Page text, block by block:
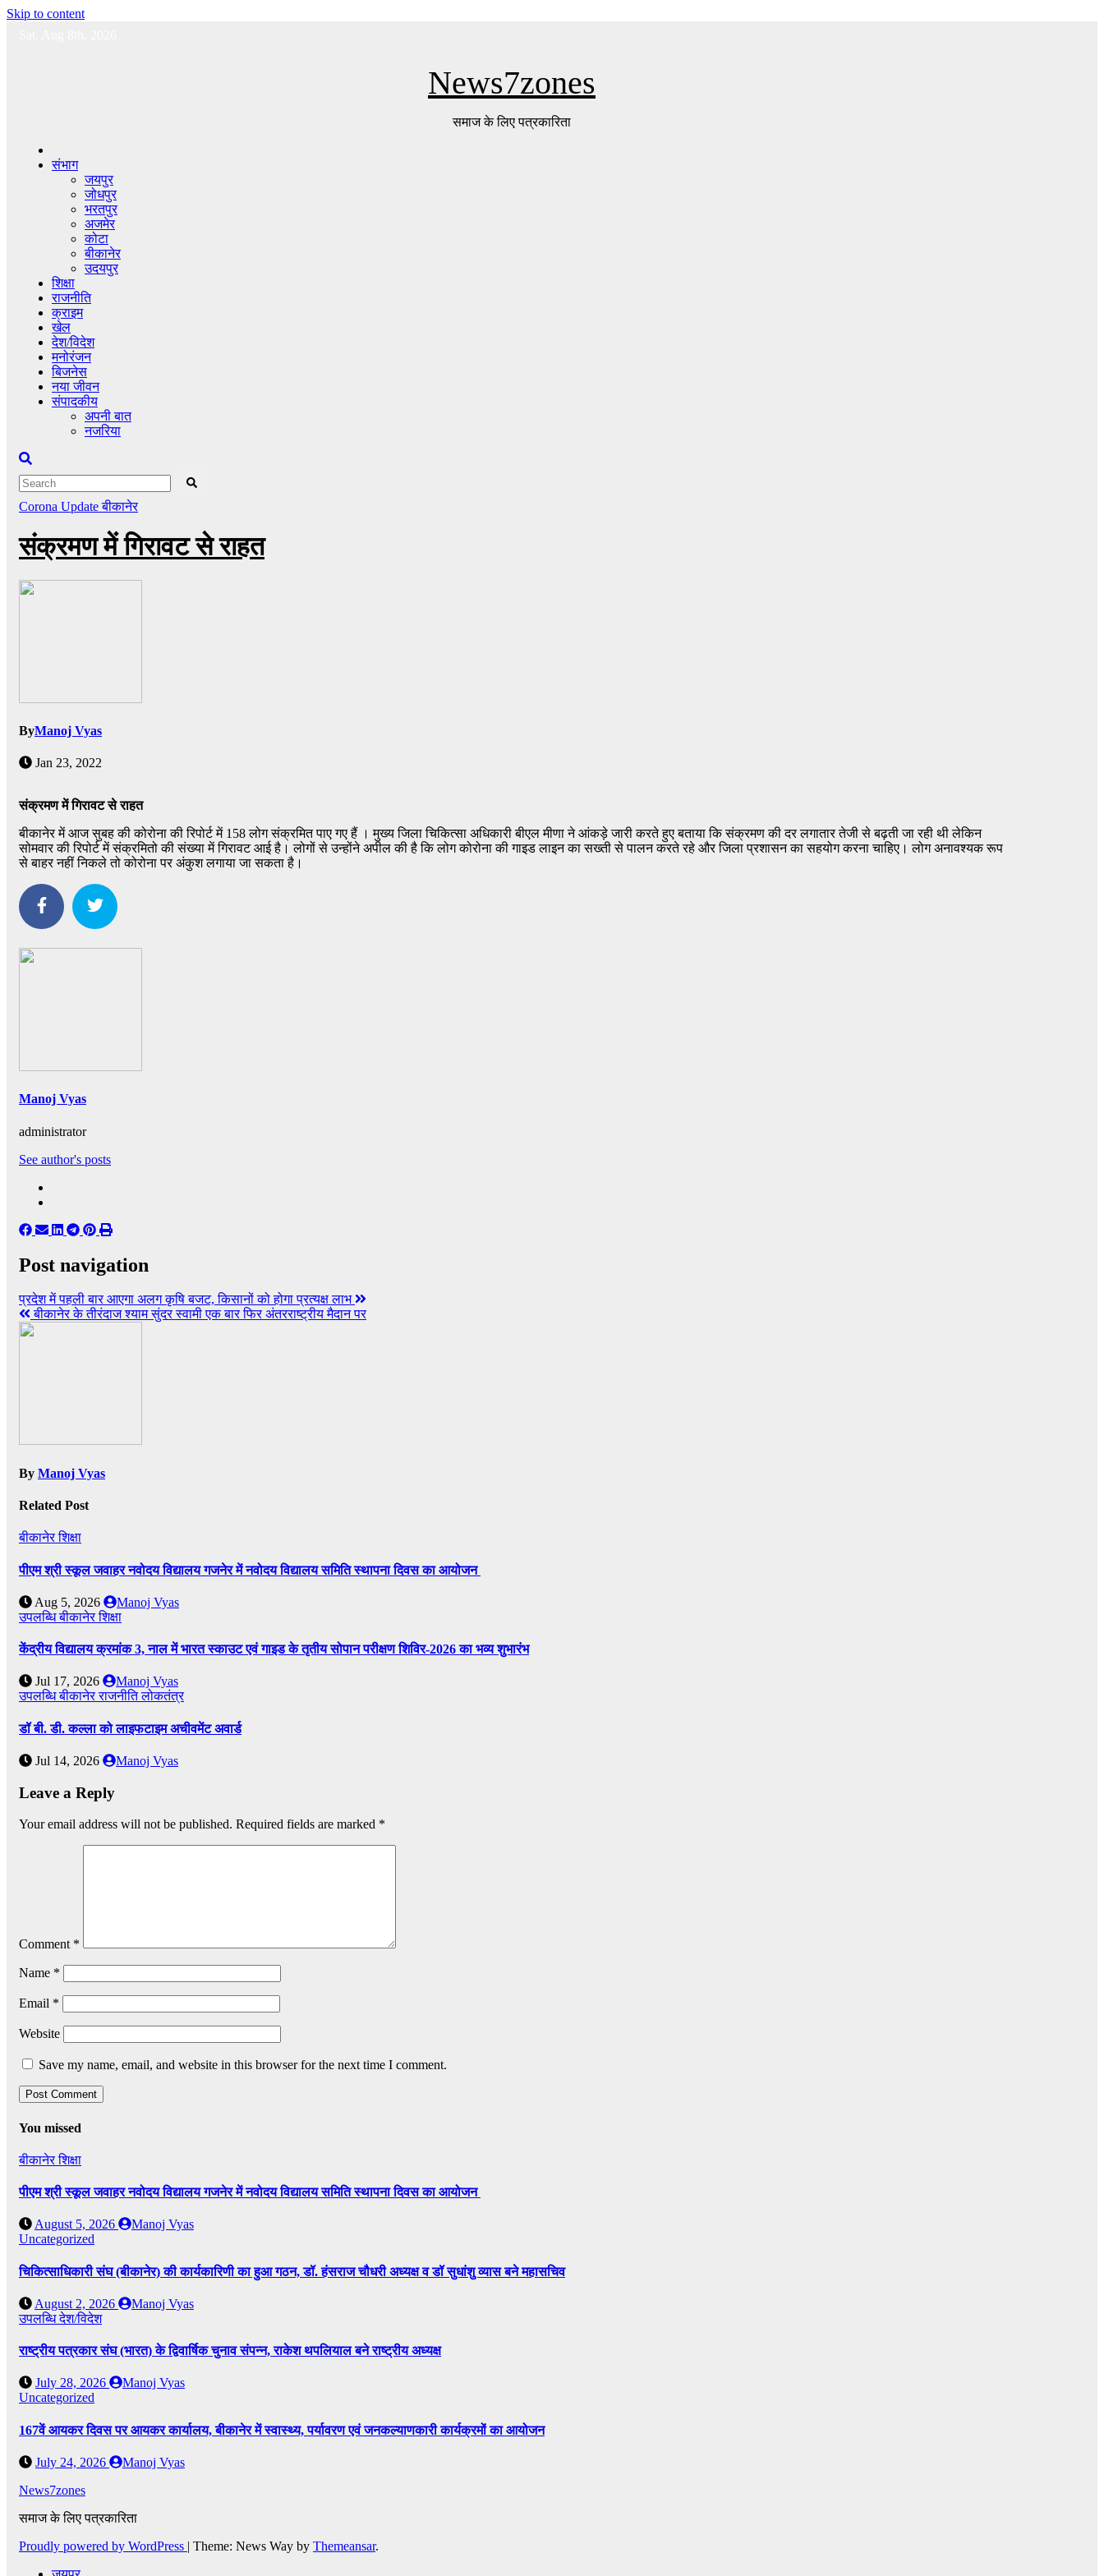
Skip to content
News7zones
समाज के लिए पत्रकारिता
संभाग
जयपुर
जोधपुर
भरतपुर
अजमेर
कोटा
बीकानेर
उदयपुर
शिक्षा
राजनीति
क्राइम
खेल
देश/विदेश
मनोरंजन
बिजनेस
नया जीवन
संपादकीय
अपनी बात
नजरिया
Corona Updateबीकानेर
संक्रमण में गिरावट से राहत
ByManoj Vyas
Jan 23, 2022
संक्रमण में गिरावट से राहत
बीकानेर में आज सुबह की कोरोना की रिपोर्ट में 158 लोग संक्रमित पाए गए हैं । मुख्य जिला चिकित्सा अधिकारी बीएल मीणा ने आंकड़े जारी करते हुए बताया कि संक्रमण की दर लगातार तेजी से बढ़ती जा रही थी लेकिन
सोमवार की रिपोर्ट में संक्रमितो की संख्या में गिरावट आई है। लोगों से उन्होंने अपील की है कि लोग कोरोना की गाइड लाइन का सख्ती से पालन करते रहे और जिला प्रशासन का सहयोग करना चाहिए। लोग अनावश्यक रूप
से बाहर नहीं निकले तो कोरोना पर अंकुश लगाया जा सकता है।
Manoj Vyas
administrator
See author's posts
Post navigation
प्रदेश में पहली बार आएगा अलग कृषि बजट, किसानों को होगा प्रत्यक्ष लाभ
बीकानेर के तीरंदाज श्याम सुंदर स्वामी एक बार फिर अंतरराष्ट्रीय मैदान पर
By Manoj Vyas
Related Post
बीकानेरशिक्षा
पीएम श्री स्कूल जवाहर नवोदय विद्यालय गजनेर में नवोदय विद्यालय समिति स्थापना दिवस का आयोजन
Aug 5, 2026
Manoj Vyas
उपलब्धिबीकानेरशिक्षा
केंद्रीय विद्यालय क्रमांक 3, नाल में भारत स्काउट एवं गाइड के तृतीय सोपान परीक्षण शिविर-2026 का भव्य शुभारंभ
Jul 17, 2026
Manoj Vyas
उपलब्धिबीकानेरराजनीतिलोकतंत्र
डॉ बी. डी. कल्ला को लाइफटाइम अचीवमेंट अवार्ड
Jul 14, 2026 Manoj Vyas
Leave a Reply
Your email address will not be published. Required fields are marked *
Comment *
Name *
Email *
Website
Save my name, email, and website in this browser for the next time I comment.
You missed
बीकानेरशिक्षा
पीएम श्री स्कूल जवाहर नवोदय विद्यालय गजनेर में नवोदय विद्यालय समिति स्थापना दिवस का आयोजन
August 5, 2026
Manoj Vyas
Uncategorized
चिकित्साधिकारी संघ (बीकानेर) की कार्यकारिणी का हुआ गठन, डॉ. हंसराज चौधरी अध्यक्ष व डॉ सुधांशु व्यास बने महासचिव
August 2, 2026
Manoj Vyas
उपलब्धिदेश/विदेश
राष्ट्रीय पत्रकार संघ (भारत) के द्विवार्षिक चुनाव संपन्न, राकेश थपलियाल बने राष्ट्रीय अध्यक्ष
July 28, 2026
Manoj Vyas
Uncategorized
167वें आयकर दिवस पर आयकर कार्यालय, बीकानेर में स्वास्थ्य, पर्यावरण एवं जनकल्याणकारी कार्यक्रमों का आयोजन
July 24, 2026
Manoj Vyas
News7zones
समाज के लिए पत्रकारिता
Proudly powered by WordPress | Theme: News Way by Themeansar.